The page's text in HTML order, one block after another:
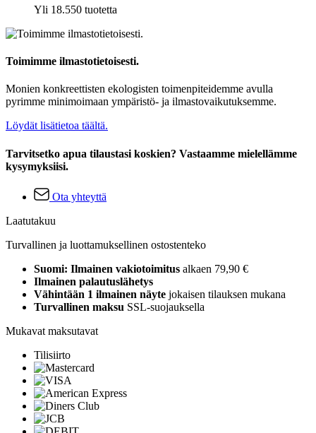
Yli 18.550 tuotetta
Toimimme ilmastotietoisesti.
Monien konkreettisten ekologisten toimenpiteidemme avulla
pyrimme minimoimaan ympäristö- ja ilmastovaikutuksemme.
Löydät lisätietoa täältä.
Tarvitsetko apua tilaustasi koskien? Vastaamme mielellämme
kysymyksiisi.
Ota yhteyttä
Laatutakuu
Turvallinen ja luottamuksellinen ostostenteko
Suomi: Ilmainen vakiotoimitus alkaen 79,90 €
Ilmainen palautuslähetys
Vähintään 1 ilmainen näyte jokaisen tilauksen mukana
Turvallinen maksu SSL-suojauksella
Mukavat maksutavat
Tilisiirto